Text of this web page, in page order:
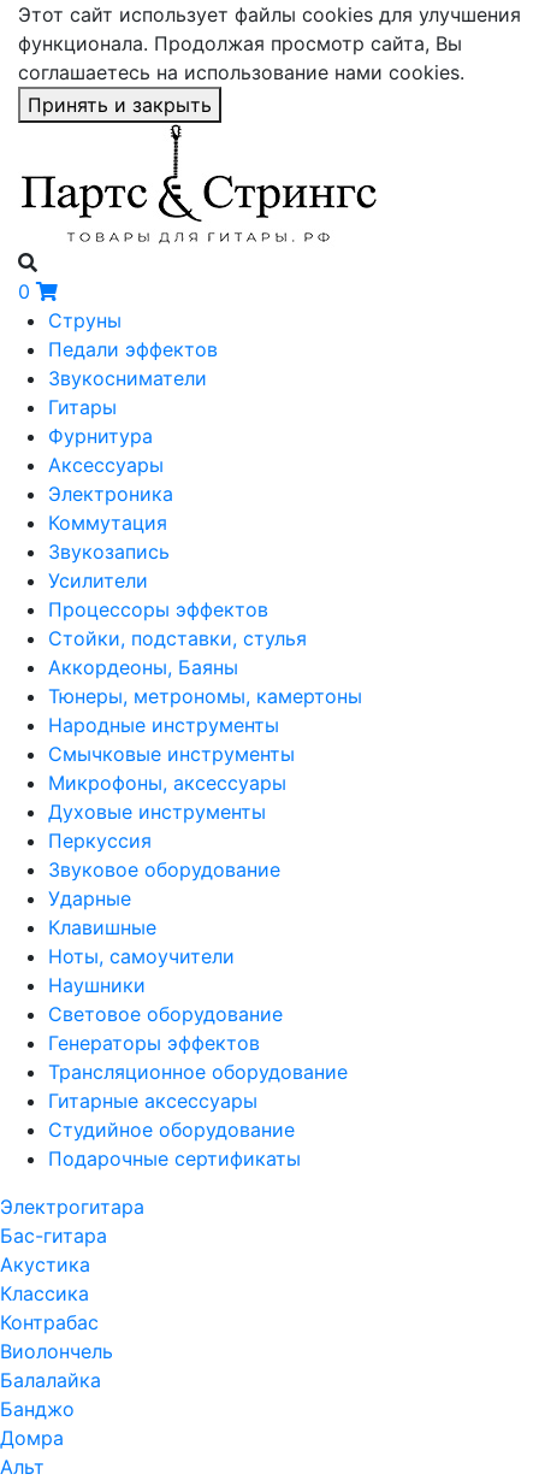
Этот сайт использует файлы cookies для улучшения
функционала. Продолжая просмотр сайта, Вы
соглашаетесь на использование нами cookies.
Принять и закрыть
0
Струны
Педали эффектов
Звукосниматели
Гитары
Фурнитура
Аксессуары
Электроника
Коммутация
Звукозапись
Усилители
Процессоры эффектов
Стойки, подставки, стулья
Аккордеоны, Баяны
Тюнеры, метрономы, камертоны
Народные инструменты
Смычковые инструменты
Микрофоны, аксессуары
Духовые инструменты
Перкуссия
Звуковое оборудование
Ударные
Клавишные
Ноты, самоучители
Наушники
Световое оборудование
Генераторы эффектов
Трансляционное оборудование
Гитарные аксессуары
Студийное оборудование
Подарочные сертификаты
Электрогитара
Бас-гитара
Акустика
Классика
Контрабас
Виолончель
Балалайка
Банджо
Домра
Альт